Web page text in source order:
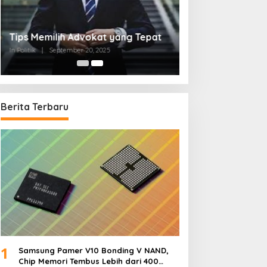
Tips Memilih Advokat yang Tepat
In Politik September 20, 2025
Berita Terbaru
1
Samsung Pamer V10 Bonding V NAND,
Chip Memori Tembus Lebih dari 400